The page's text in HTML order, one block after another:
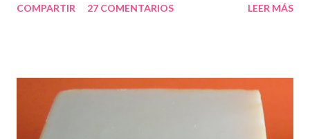
COMPARTIR 27 COMENTARIOS LEER MÁS